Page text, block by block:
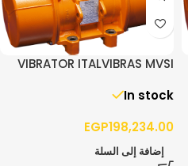
VIBRATOR ITALVIBRAS MVSI
In stock
EGP198,234.00
إضافة إلى السلة